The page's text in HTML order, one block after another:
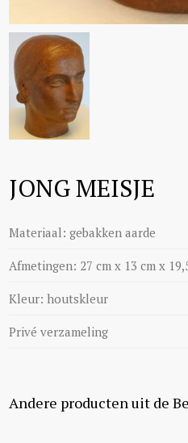
JONG MEISJE
Materiaal: gebakken aarde
Afmetingen: 27 cm x 13 cm x
Kleur: houtskleur
Privé verzameling
Andere producten uit de